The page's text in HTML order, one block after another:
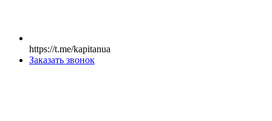
https://t.me/kapitanua
Заказать звонок